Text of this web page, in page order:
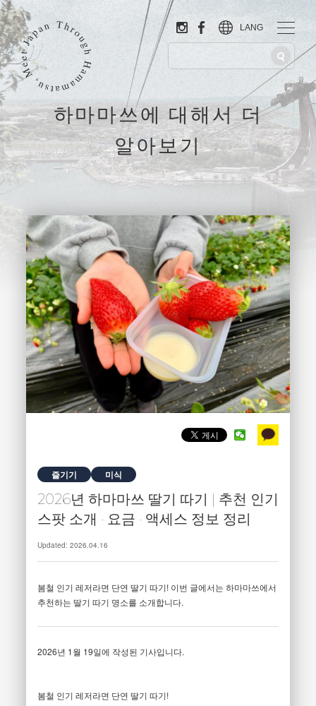
LANG
하마마쓰에 대해서 더
알아보기
즐기기 미식
2026년 하마마쓰 딸기 따기 | 추천 인기
스팟 소개 · 요금 · 액세스 정보 정리
Updated: 2026.04.16
봄철 인기 레저라면 단연 딸기 따기! 이번 글에서는 하마마쓰에서
추천하는 딸기 따기 명소를 소개합니다.
2026년 1월 19일에 작성된 기사입니다.
봄철 인기 레저라면 단연 딸기 따기!